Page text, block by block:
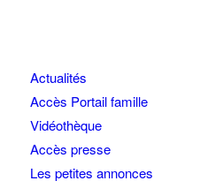
Actualités
Accès Portail famille
Vidéothèque
Accès presse
Les petites annonces